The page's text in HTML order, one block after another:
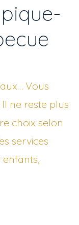
Vous
ne reste plus
choix selon
services